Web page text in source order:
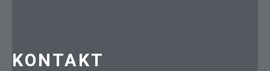
KONTAKT